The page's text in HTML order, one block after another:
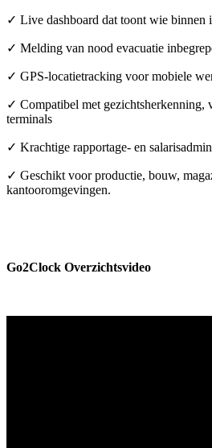
✓ Live dashboard dat toont wie binnen
✓ Melding van nood evacuatie
✓ GPS-locatietracking voor mobiele
✓ Compatibel met gezichtsherkenning,
terminals
✓ Krachtige rapportage- en
✓ Geschikt voor productie, bouw,
kantooromgevingen.
Go2Clock Overzichtsvideo